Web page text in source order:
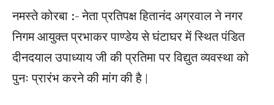
नमस्ते कोरबा :- नेता प्रतिपक्ष हितानंद अग्रवाल ने नगर
निगम आयुक्त प्रभाकर पाण्डेय से घंटाघर में स्थित पंडित
दीनदयाल उपाध्याय जी की प्रतिमा पर विद्युत व्यवस्था को
पुनः प्रारंभ करने की मांग की है |